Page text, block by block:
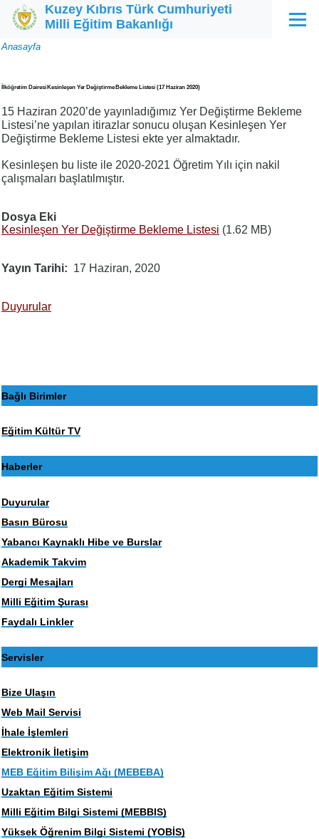
Ana içeriğe atla
Kuzey Kıbrıs Türk Cumhuriyeti
Milli Eğitim Bakanlığı
Menü
Sayfa
Anasayfa
İlköğretim Dairesi Kesinleşen Yer Değiştirme Bekleme Listesi (17 Haziran 2020)
15 Haziran 2020’de yayınladığımız Yer Değiştirme Bekleme
Listesi’ne yapılan itirazlar sonucu oluşan Kesinleşen Yer
Değiştirme Bekleme Listesi ekte yer almaktadır.
Kesinleşen bu liste ile 2020-2021 Öğretim Yılı için nakil
çalışmaları başlatılmıştır.
Dosya Eki
Kesinleşen Yer Değiştirme Bekleme Listesi (1.62 MB)
Yayın Tarihi 17 Haziran, 2020
Duyurular
Bağlı Birimler
Eğitim Kültür TV
Haberler
Duyurular
Basın Bürosu
Yabancı Kaynaklı Hibe ve Burslar
Akademik Takvim
Dergi Mesajları
Milli Eğitim Şurası
Faydalı Linkler
Servisler
Bize Ulaşın
Web Mail Servisi
İhale İşlemleri
Elektronik İletişim
MEB Eğitim Bilişim Ağı (MEBEBA)
Uzaktan Eğitim Sistemi
Milli Eğitim Bilgi Sistemi (MEBBIS)
Yüksek Öğrenim Bilgi Sistemi (YOBİS)